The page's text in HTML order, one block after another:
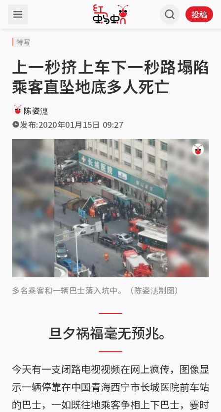
投稿
特写
上一秒挤上车下一秒路塌陷
乘客直坠地底多人死亡
陈姿潓
发布:2020年01月15日 09:27
多名乘客和一辆巴士落入坑中。（陈姿潓制图）
旦夕祸福毫无预兆。
今天有一支闭路电视视频在网上疯传，图像显
示一辆停靠在中国青海西宁市长城医院前车站
的巴士，一如既往地乘客争相上下巴士，霎时